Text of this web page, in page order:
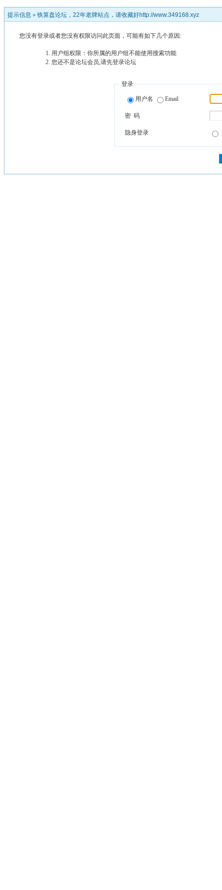
提示信息 » 铁算盘论坛，22年老牌站点，请收藏好http://www.349168.xyz
您没有登录或者您没有权限访问此页面，可能有如下几个原因:
用户组权限：你所属的用户组不能使用搜索功能
您还不是论坛会员,请先登录论坛
登录
用户名 Email
密 码
隐身登录